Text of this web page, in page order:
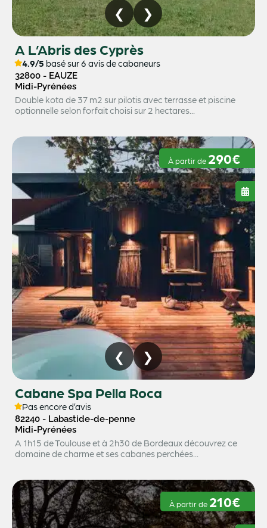
A L’Abris des Cyprès
4.9/5 basé sur 6 avis de cabaneurs
32800 - EAUZE
Midi-Pyrénées
Double kota de 37 m2 sur pilotis avec terrasse et piscine
optionnelle selon forfait choisi sur 2 hectares...
À partir de 290€
Cabane Spa Pella Roca
Pas encore d’avis
82240 - Labastide-de-penne
Midi-Pyrénées
A 1h15 de Toulouse et à 2h30 de Bordeaux découvrez ce
domaine de charme et ses cabanes perchées...
À partir de 210€